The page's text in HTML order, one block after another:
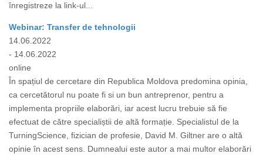
înregistreze la link-ul...
Webinar: Transfer de tehnologii
14.06.2022
- 14.06.2022
online
În spațiul de cercetare din Republica Moldova predomina opinia,
ca cercetătorul nu poate fi si un bun antreprenor, pentru a
implementa propriile elaborări, iar acest lucru trebuie să fie
efectuat de către specialiștii de altă formație. Specialistul de la
TurningScience, fizician de profesie, David M. Giltner are o altă
opinie în acest sens. Dumnealui este autor a mai multor elaborări